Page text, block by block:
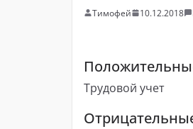
Тимофей 10.12.2018
Трудовой учет